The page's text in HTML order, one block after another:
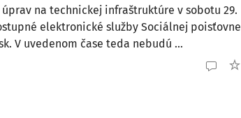
na technickej infraštruktúre v sobotu 29.
elektronické služby Sociálnej poisťovne
V uvedenom čase teda nebudú ...